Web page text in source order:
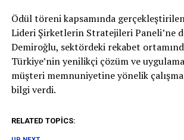
Ödül töreni kapsamında
Lideri Şirketlerin Stratejileri Paneli’ne
Demiroğlu, sektördeki rekabet
Türkiye’nin yenilikçi çözüm ve
müşteri memnuniyetine yönelik
bilgi verdi.
RELATED TOPICS: